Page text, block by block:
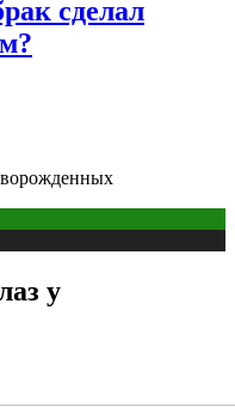
сделал
у